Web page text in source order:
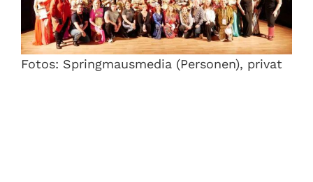
Fotos: Springmausmedia (Personen), privat